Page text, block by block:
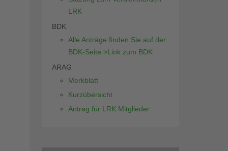
LRK
BDK
Alle Anträge finden Sie auf der
BDK-Seite >Link zum BDK
ARAG
Merkblatt
Kurzübersicht
Antrag für LRK Mitglieder